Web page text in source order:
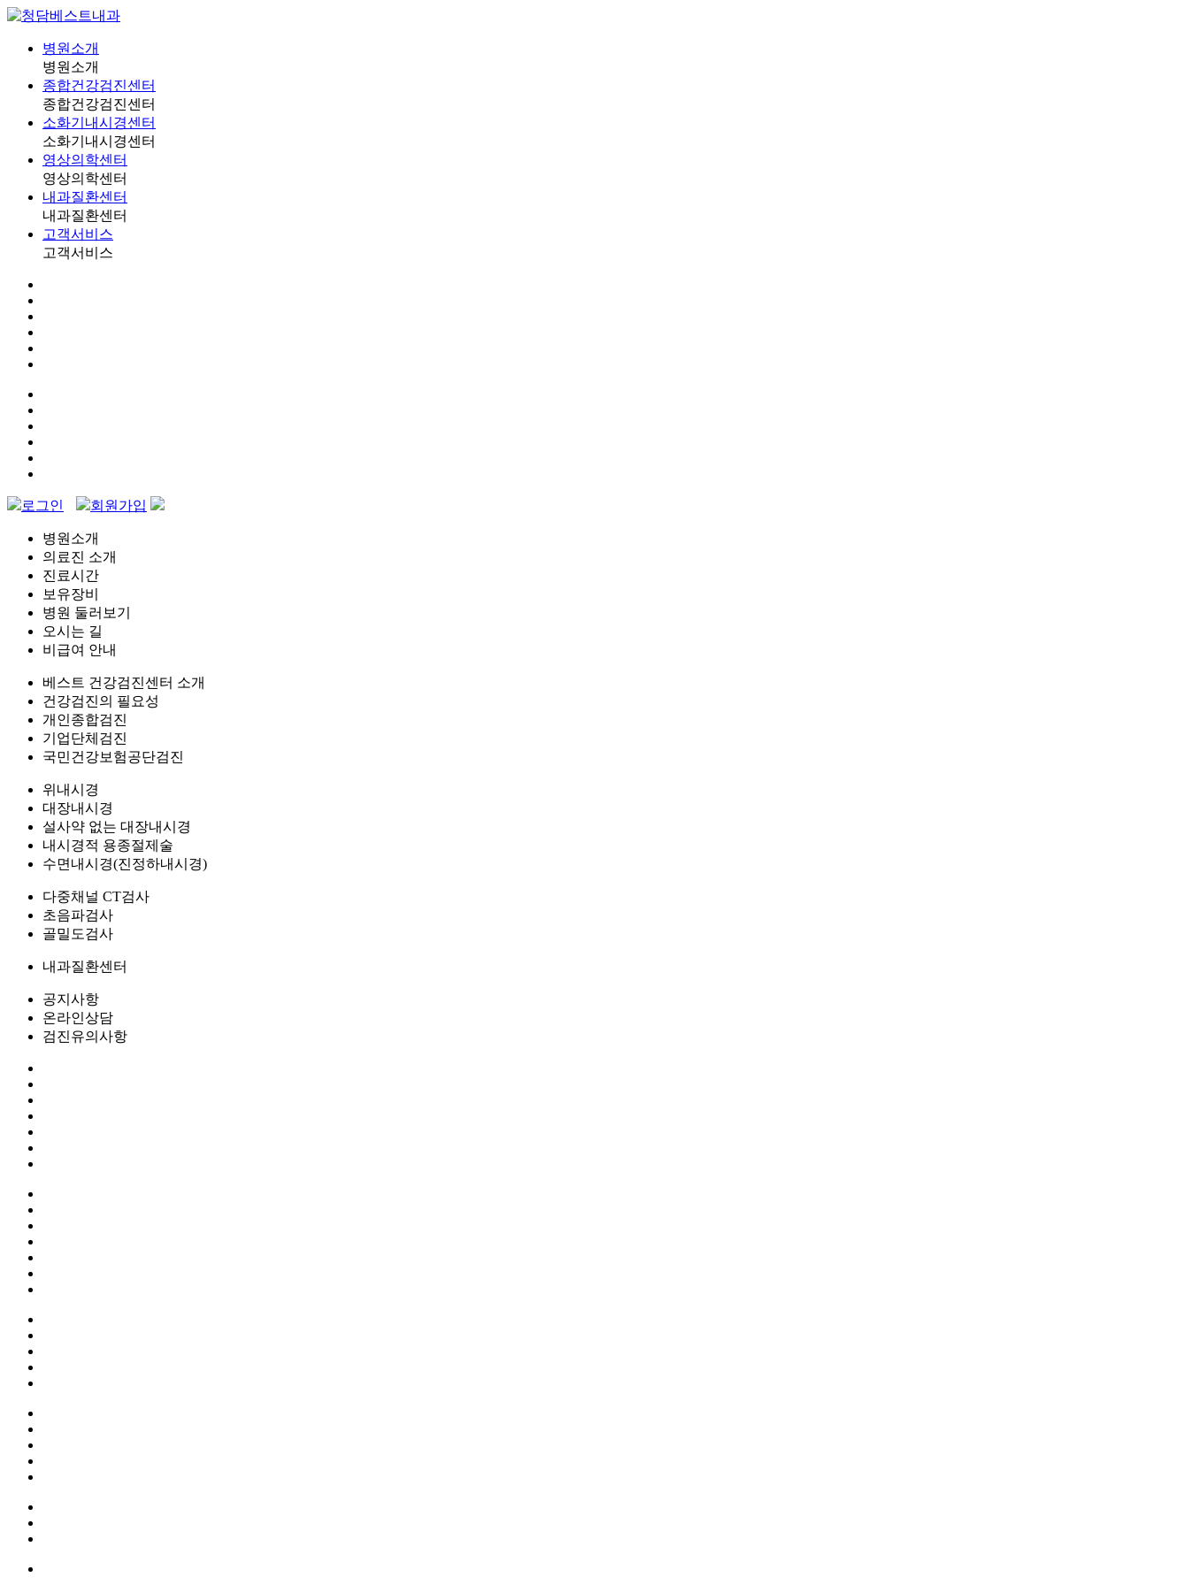
병원소개
병원소개
종합건강검진센터
종합건강검진센터
소화기내시경센터
소화기내시경센터
영상의학센터
영상의학센터
내과질환센터
내과질환센터
고객서비스
고객서비스
로그인 회원가입
병원소개
의료진 소개
진료시간
보유장비
병원 둘러보기
오시는 길
비급여 안내
베스트 건강검진센터 소개
건강검진의 필요성
개인종합검진
기업단체검진
국민건강보험공단검진
위내시경
대장내시경
설사약 없는 대장내시경
내시경적 용종절제술
수면내시경(진정하내시경)
다중채널 CT검사
초음파검사
골밀도검사
내과질환센터
공지사항
온라인상담
검진유의사항